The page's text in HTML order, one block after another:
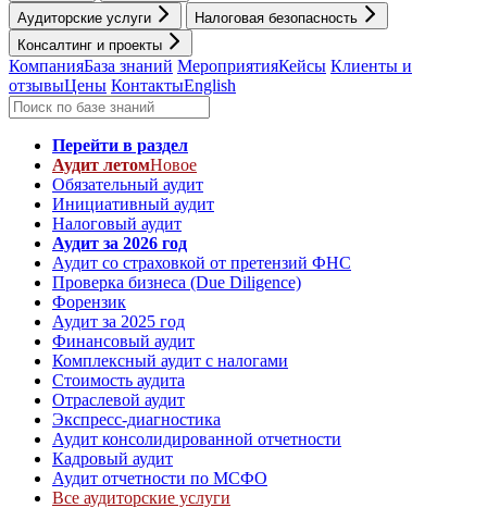
Аудиторские услуги
Налоговая безопасность
Консалтинг и проекты
КомпанияБаза знаний МероприятияКейсы Клиенты и
отзывыЦены КонтактыEnglish
Перейти в раздел
Аудит летомНовое
Обязательный аудит
Инициативный аудит
Налоговый аудит
Аудит за 2026 год
Аудит со страховкой от претензий ФНС
Проверка бизнеса (Due Diligence)
Форензик
Аудит за 2025 год
Финансовый аудит
Комплексный аудит с налогами
Стоимость аудита
Отраслевой аудит
Экспресс-диагностика
Аудит консолидированной отчетности
Кадровый аудит
Аудит отчетности по МСФО
Все аудиторские услуги